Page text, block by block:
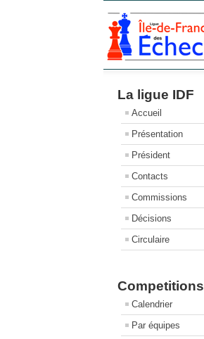
La ligue IDF
Accueil
Présentation
Président
Contacts
Commissions
Décisions
Circulaire
Competitions
Calendrier
Par équipes